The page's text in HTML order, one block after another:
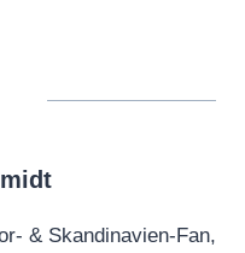
& Skandinavien-Fan,